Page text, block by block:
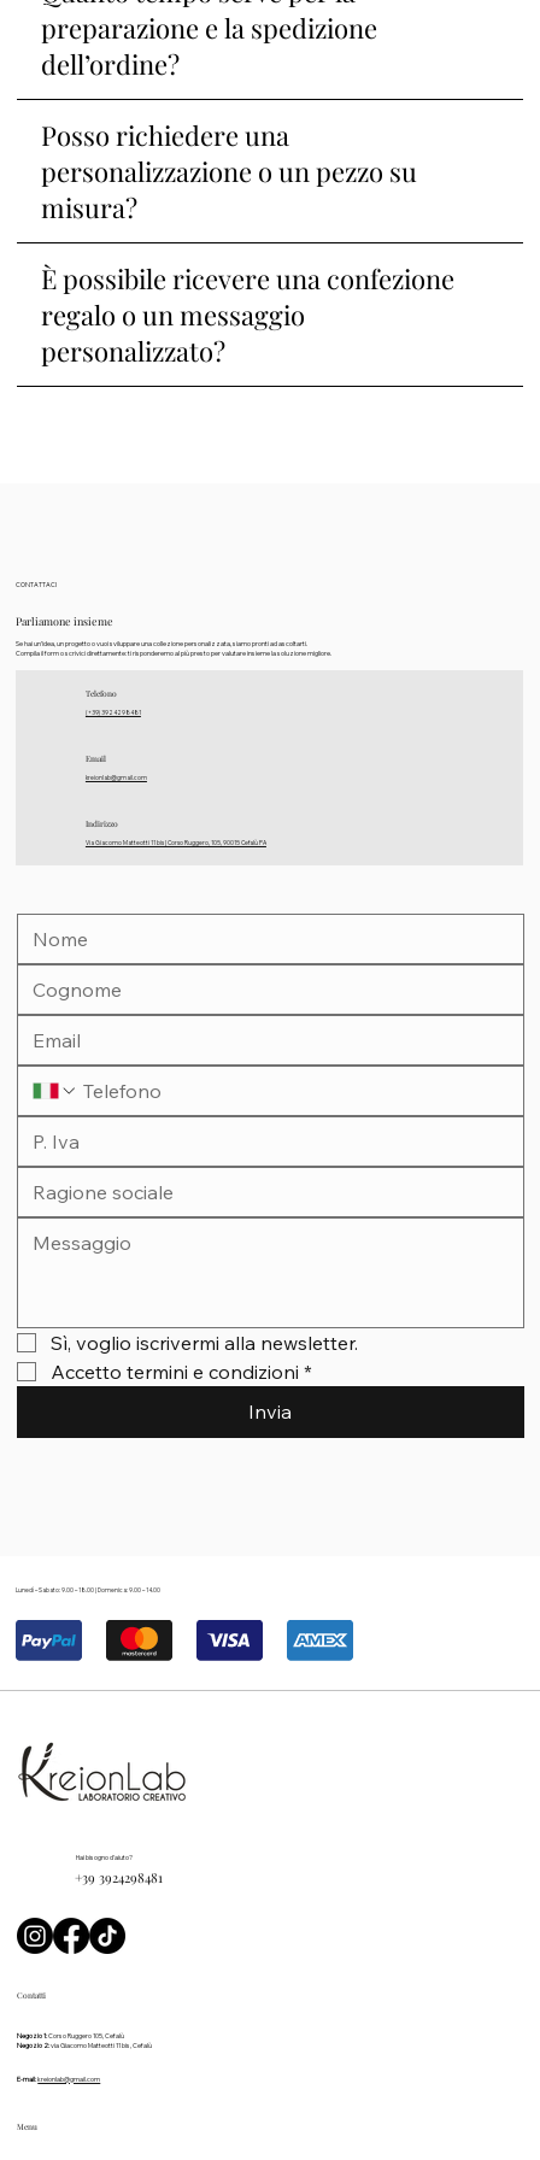
preparazione e la spedizione
dell’ordine?
Posso richiedere una
personalizzazione o un pezzo su
misura?
È possibile ricevere una confezione
regalo o un messaggio
personalizzato?
CONTATTACI
Parliamone insieme
Se hai un’idea, un progetto o vuoi sviluppare una collezione personalizzata, siamo pronti ad ascoltarti.
Compila il form o scrivici direttamente: ti risponderemo al più presto per valutare insieme la soluzione migliore.
Telefono
(+39) 3924298481
Email
kreionlab@gmail.com
Indirizzo
Via Giacomo Matteotti 11 bis | Corso Ruggero, 105, 90015 Cefalù PA
Sì, voglio iscrivermi alla newsletter.
Accetto termini e condizioni *
Invia
Contatti
Negozio 1:Corso Ruggero 105, Cefalù
Negozio 2:via Giacomo Matteotti 11 bis, Cefalù
E-mail: kreionlab@gmail.com
Menu
Hai bisogno d'aiuto?
+39 3924298481
Lunedì – Sabato: 9.00 – 18.00 | Domenica: 9.00 – 14.00